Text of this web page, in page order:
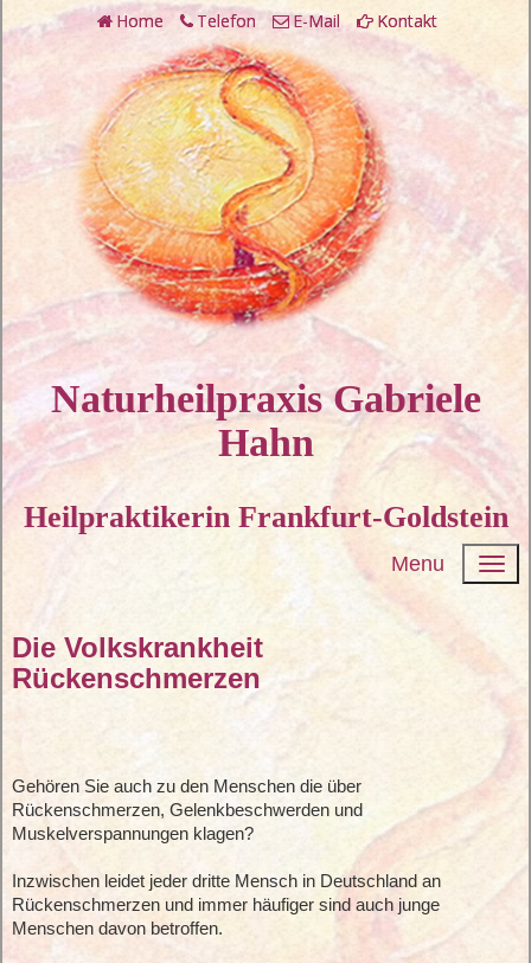
Home Telefon E-Mail Kontakt
Naturheilpraxis Gabriele
Hahn
Heilpraktikerin Frankfurt-Goldstein
Menu
Die Volkskrankheit
Rückenschmerzen
Gehören Sie auch zu den Menschen die über
Rückenschmerzen, Gelenkbeschwerden und
Muskelverspannungen klagen?
Inzwischen leidet jeder dritte Mensch in Deutschland an
Rückenschmerzen und immer häufiger sind auch junge
Menschen davon betroffen.